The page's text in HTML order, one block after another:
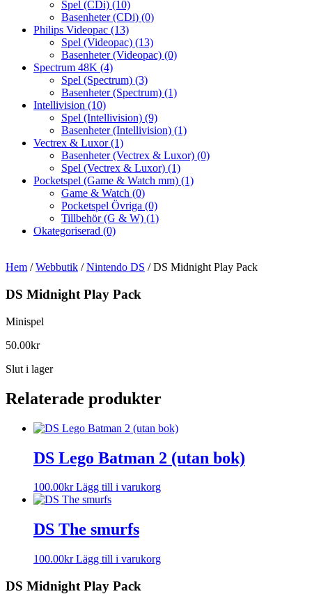
Spel (CDi) (10)
Basenheter (CDi) (0)
Philips Videopac (13)
Spel (Videopac) (13)
Basenheter (Videopac) (0)
Spectrum 48K (4)
Spel (Spectrum) (3)
Basenheter (Spectrum) (1)
Intellivision (10)
Spel (Intellivision) (9)
Basenheter (Intellivision) (1)
Vectrex & Luxor(1)
Basenheter (Vectrex & Luxor) (0)
Spel (Vectrex & Luxor) (1)
Pocketspel (Game & Watch mm) (1)
Game & Watch (0)
Pocketspel Övriga (0)
Tillbehör (G & W) (1)
Okategoriserad (0)
Hem /Webbutik /Nintendo DS / DS Midnight Play Pack
DS Midnight Play Pack
Minispel
50.00kr
Slut i lager
Relaterade produkter
DS Lego Batman 2 (utan bok)
100.00kr Lägg till i varukorg
DS The smurfs
100.00kr Lägg till i varukorg
DS Midnight Play Pack